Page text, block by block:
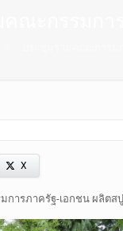
X
ารภาครัฐ-เอกชน ผลิตสบู่